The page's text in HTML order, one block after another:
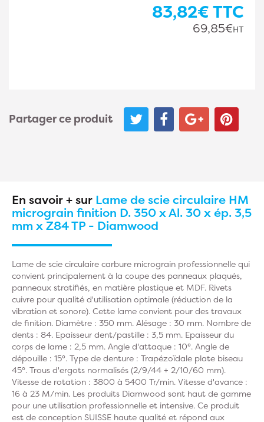
83,82€TTC
69,85€HT
Partager ce produit
En savoir + sur Lame de scie circulaire HM
micrograin finition D. 350 x Al. 30 x ép. 3,5
mm x Z84 TP - Diamwood
Lame de scie circulaire carbure micrograin professionnelle qui
convient principalement à la coupe des panneaux plaqués,
panneaux stratifiés, en matière plastique et MDF. Rivets
cuivre pour qualité d'utilisation optimale (réduction de la
vibration et sonore). Cette lame convient pour des travaux
de finition. Diamètre : 350 mm. Alésage : 30 mm. Nombre de
dents : 84. Epaisseur dent/pastille : 3,5 mm. Epaisseur du
corps de lame : 2,5 mm. Angle d'attaque : 10°. Angle de
dépouille : 15°. Type de denture : Trapézoïdale plate biseau
45°. Trous d'ergots normalisés (2/9/44 + 2/10/60 mm).
Vitesse de rotation : 3800 à 5400 Tr/min. Vitesse d'avance :
16 à 23 M/min. Les produits Diamwood sont haut de gamme
pour une utilisation professionnelle et intensive. Ce produit
est de conception SUISSE haute qualité et répond aux